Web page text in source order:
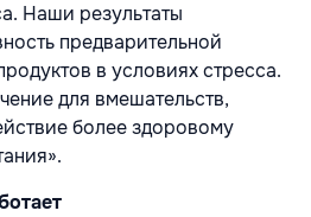
Наши результаты
предварительной
в условиях стресса.
для вмешательств,
более здоровому